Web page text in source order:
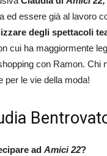
ed essere già al lavoro
degli spettacoli
cui ha maggiormente
con Ramon.
per le vie della moda!
ad Amici 22?